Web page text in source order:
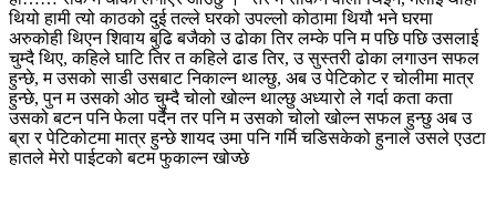
थियो हामी त्यो काठको दुई तल्ले घरको उपल्लो कोठामा थियौ भने घरमा
अरुकोही थिएन शिवाय बुढि बजैको उ ढोका तिर लम्के पनि म पछि पछि उसलाई
चुम्दै थिए, कहिले घाटि तिर त कहिले ढाड तिर, उ सुस्तरी ढोका लगाउन सफल
हुन्छे, म उसको साडी उसबाट निकाल्न थाल्छु, अब उ पेटिकोट र चोलीमा मात्र
हुन्छे, पुन म उसको ओठ चुम्दै चोलो खोल्न थाल्छु अध्यारो ले गर्दा कता कता
उसको बटन पनि फेला पर्दैन तर पनि म उसको चोलो खोल्न सफल हुन्छु अब उ
ब्रा र पेटिकोटमा मात्र हुन्छे शायद उमा पनि गर्मि चडिसकेको हुनाले उसले एउटा
हातले मेरो पाईटको बटम फुकाल्न खोज्छे